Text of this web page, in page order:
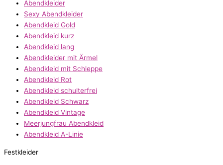
Abendkleider
Sexy Abendkleider
Abendkleid Gold
Abendkleid kurz
Abendkleid lang
Abendkleider mit Ärmel
Abendkleid mit Schleppe
Abendkleid Rot
Abendkleid schulterfrei
Abendkleid Schwarz
Abendkleid Vintage
Meerjungfrau Abendkleid
Abendkleid A-Linie
Festkleider